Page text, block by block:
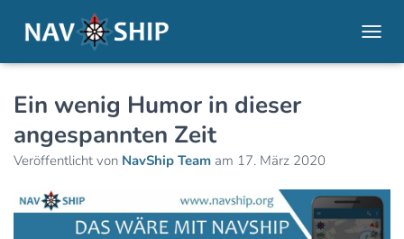
Ein wenig Humor in dieser
angespannten Zeit
Veröffentlicht von NavShip Team am 17. März 2020